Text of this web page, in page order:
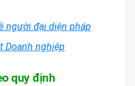
người đại diện pháp
Doanh nghiệp
quy định